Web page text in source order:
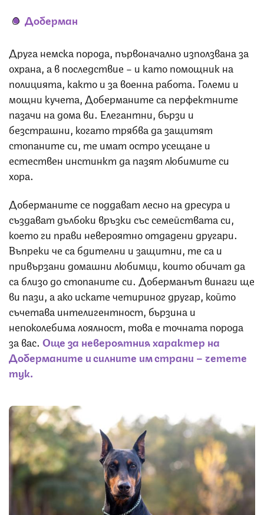
Доберман
Друга немска порода, първоначално използвана за
охрана, а в последствие – и като помощник на
полицията, както и за военна работа. Големи и
мощни кучета, Доберманите са перфектните
пазачи на дома ви. Елегантни, бързи и
безстрашни, когато трябва да защитят
стопаните си, те имат остро усещане и
естествен инстинкт да пазят любимите си
хора.
Доберманите се поддават лесно на дресура и
създават дълбоки връзки със семействата си,
което ги прави невероятно отдадени другари.
Въпреки че са бдителни и защитни, те са и
привързани домашни любимци, които обичат да
са близо до стопаните си. Доберманът винаги ще
ви пази, а ако искате четириног другар, който
съчетава интелигентност, бързина и
непоколебима лоялност, това е точната порода
за вас. Още за невероятния характер на
Доберманите и силните им страни – четете
тук.